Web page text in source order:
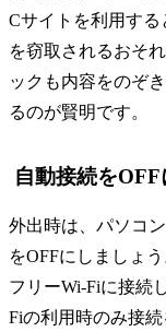
Cサイトを利用す
を窃取されるおそ
ックも内容をのぞ
るのが賢明です。
自動接続をOFF
外出時は、パソコ
をOFFにしましょ
フリーWi-Fiに接続
Fiの利用時のみ接